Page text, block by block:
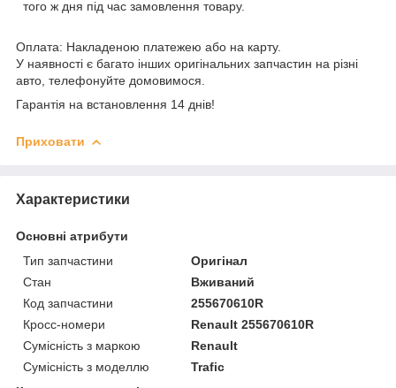
того ж дня під час замовлення товару.
Оплата: Накладеною платежею або на карту.
У наявності є багато інших оригінальних запчастин на різні
авто, телефонуйте домовимося.
Гарантія на встановлення 14 днів!
Приховати
Характеристики
Основні атрибути
Тип запчастини
Оригінал
Стан
Вживаний
Код запчастини
255670610R
Кросс-номери
Renault 255670610R
Сумісність з маркою
Renault
Сумісність з моделлю
Trafic